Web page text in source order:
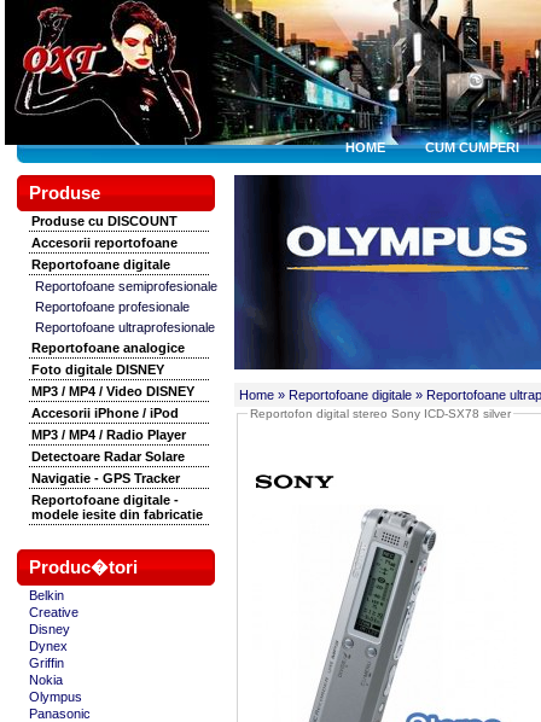
HOME CUM CUMPERI
Produse
Produse cu DISCOUNT
Accesorii reportofoane
Reportofoane digitale
Reportofoane semiprofesionale
Reportofoane profesionale
Reportofoane ultraprofesionale
Reportofoane analogice
Foto digitale DISNEY
MP3 / MP4 / Video DISNEY
Accesorii iPhone / iPod
MP3 / MP4 / Radio Player
Detectoare Radar Solare
Navigatie - GPS Tracker
Reportofoane digitale -
modele iesite din fabricatie
Produc�tori
Belkin
Creative
Disney
Dynex
Griffin
Nokia
Olympus
Panasonic
Home » Reportofoane digitale » Reportofoane
Reportofon digital stereo Sony ICD-SX78 silver